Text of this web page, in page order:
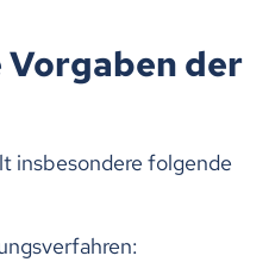
der
insbesondere folgende